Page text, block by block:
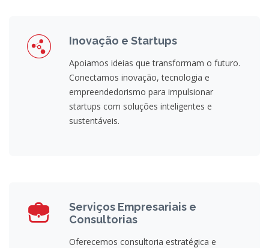
Inovação e Startups
Apoiamos ideias que transformam o futuro.
Conectamos inovação, tecnologia e
empreendedorismo para impulsionar
startups com soluções inteligentes e
sustentáveis.
Serviços Empresariais e
Consultorias
Oferecemos consultoria estratégica e